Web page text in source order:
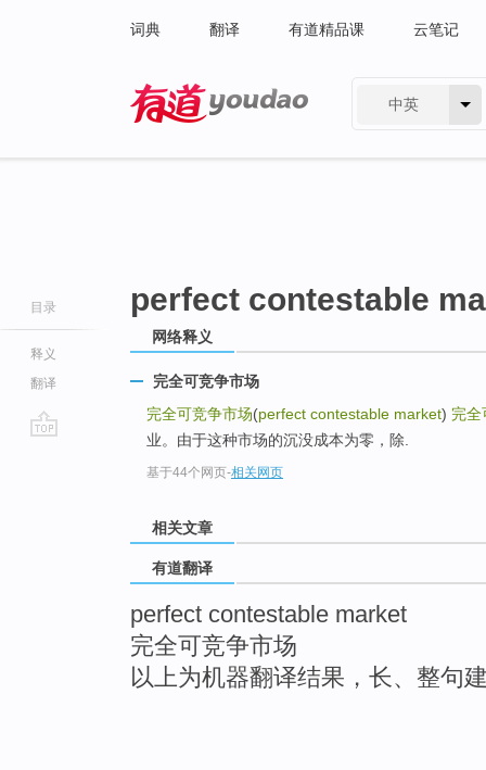
词典 翻译 有道精品课 云笔记
中英
目录
释义
翻译
perfect contestable
网络释义
完全可竞争市场
完全可竞争市场(perfect contestable market) 完全
业。由于这种市场的沉没成本为零，除.
基于44个网页-相关网页
相关文章
有道翻译
perfect contestable market
完全可竞争市场
以上为机器翻译结果，长、整句